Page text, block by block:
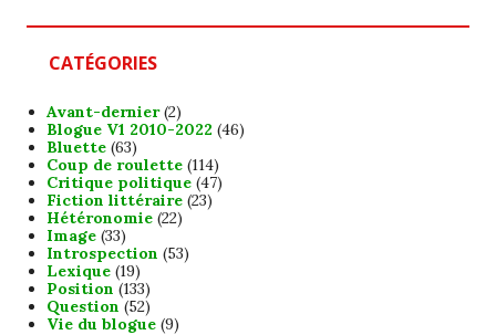
CATÉGORIES
Avant-dernier(2)
Blogue V1 2010-2022 (46)
Bluette(63)
Coup de roulette(114)
Critique politique(47)
Fiction littéraire(23)
Hétéronomie(22)
Image(33)
Introspection (53)
Lexique(19)
Position (133)
Question (52)
Vie du blogue(9)